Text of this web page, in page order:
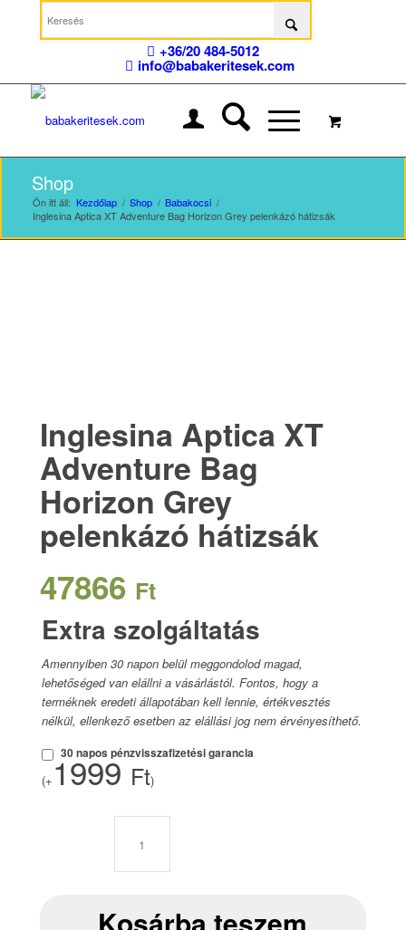
+36/20 484-5012
info@babakeritesek.com
Shop
Ön itt áll: Kezdőlap / Shop / Babakocsi /
Inglesina Aptica XT Adventure Bag Horizon Grey pelenkázó hátizsák
Inglesina Aptica XT
Adventure Bag
Horizon Grey
pelenkázó hátizsák
47866 Ft
Extra szolgáltatás
Amennyiben 30 napon belül meggondolod magad,
lehetőséged van elállni a vásárlástól. Fontos, hogy a
terméknek eredeti állapotában kell lennie, értékvesztés
nélkül, ellenkező esetben az elállási jog nem érvényesíthető.
30 napos pénzvisszafizetési garancia
(+1999Ft)